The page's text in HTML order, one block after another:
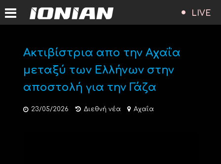
LIVE
Ακτιβίστρια απο την Αχαΐα
μεταξύ των Ελλήνων στην
αποστολή για την Γάζα
23/05/2026 Διεθνή νέα Αχαΐα